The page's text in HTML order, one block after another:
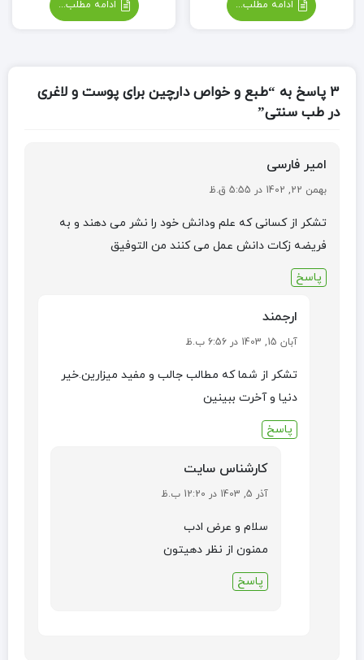
ادامه مطلب... ادامه مطلب...
3 پاسخ به “طبع و خواص دارچین برای پوست و لاغری
در طب سنتی”
امیر فارسی
بهمن 22, 1402 در 5:55 ق.ظ
تشکر از کسانی که علم ودانش خود را نشر می دهند و به
فریضه زکات دانش عمل می کنند من التوفیق
پاسخ
ارجمند
آبان 15, 1403 در 6:56 ب.ظ
تشکر از شما که مطالب جالب و مفید میزارین.خیر
دنیا و آخرت ببینین
پاسخ
کارشناس سایت
آذر 5, 1403 در 12:20 ب.ظ
سلام و عرض ادب
ممنون از نظر دهیتون
پاسخ